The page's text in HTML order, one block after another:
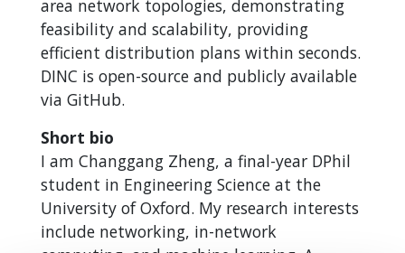
area network topologies, demonstrating
feasibility and scalability, providing
efficient distribution plans within seconds.
DINC is open-source and publicly available
via GitHub.
Short bio
I am Changgang Zheng, a final-year DPhil
student in Engineering Science at the
University of Oxford. My research interests
include networking, in-network